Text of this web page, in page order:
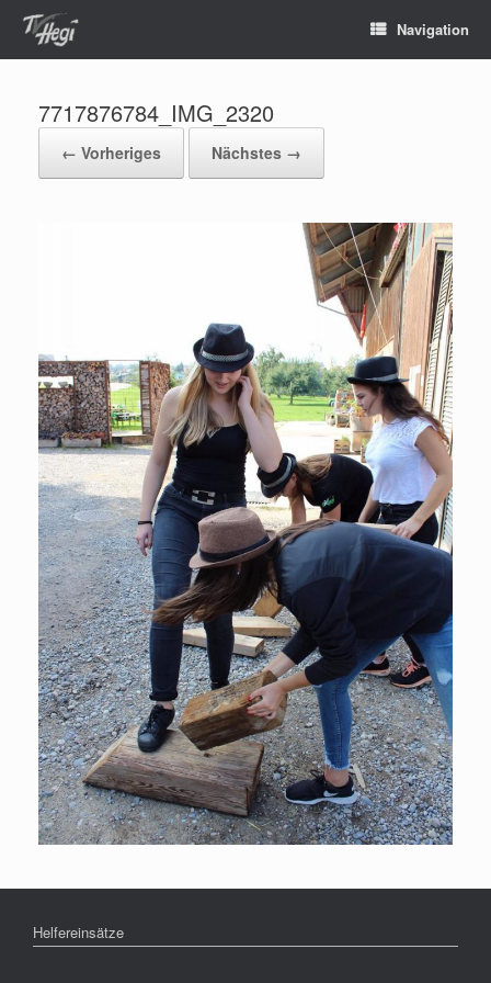
Navigation
7717876784_IMG_2320
← Vorheriges Nächstes →
Helfereinsätze